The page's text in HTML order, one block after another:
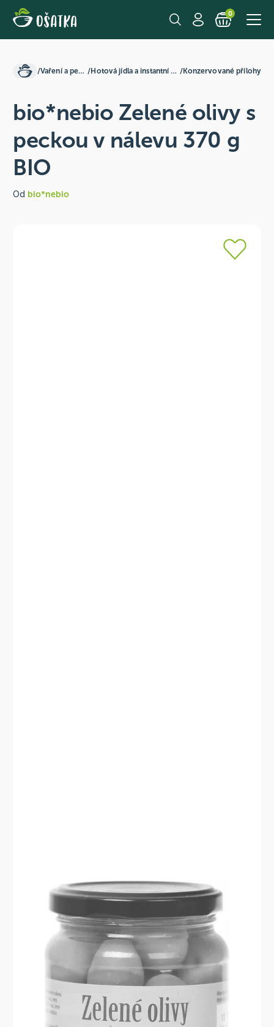
0
/ Vaření a pečení / Hotová jídla a instantní směsi /Konzervované přílohy
bio*nebio Zelené olivy s
peckou v nálevu 370 g
BIO
Od bio*nebio